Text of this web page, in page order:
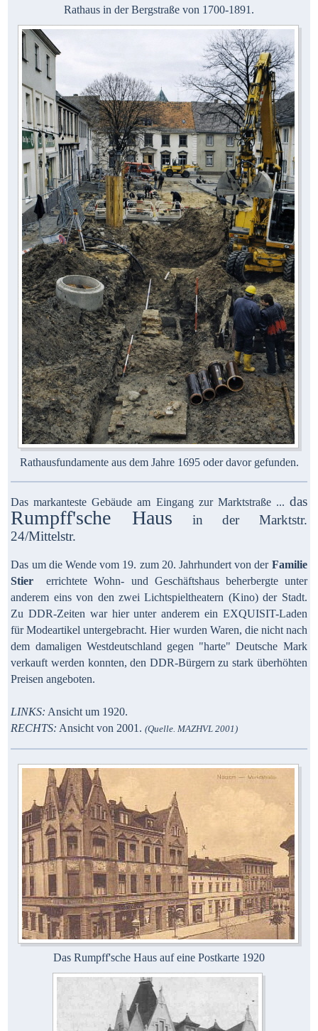
Rathaus in der Bergstraße von 1700-1891.
Rathausfundamente aus dem Jahre 1695 oder davor gefunden.
Das markanteste Gebäude am Eingang zur Marktstraße ... das
Rumpff'sche Haus in der Marktstr.
24/Mittelstr.
Das um die Wende vom 19. zum 20. Jahrhundert von der Familie
Stier errichtete Wohn- und Geschäftshaus beherbergte unter
anderem eins von den zwei Lichtspieltheatern (Kino) der Stadt.
Zu DDR-Zeiten war hier unter anderem ein EXQUISIT-Laden
für Modeartikel untergebracht. Hier wurden Waren, die nicht nach
dem damaligen Westdeutschland gegen "harte" Deutsche Mark
verkauft werden konnten, den DDR-Bürgern zu stark überhöhten
Preisen angeboten.
LINKS: Ansicht um 1920.
RECHTS: Ansicht von 2001.(Quelle. MAZHVL 2001)
Das Rumpff'sche Haus auf eine Postkarte 1920